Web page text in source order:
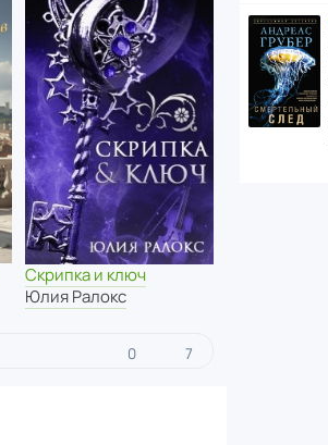
Скрипка и ключ
Юлия Ралокс
0 7